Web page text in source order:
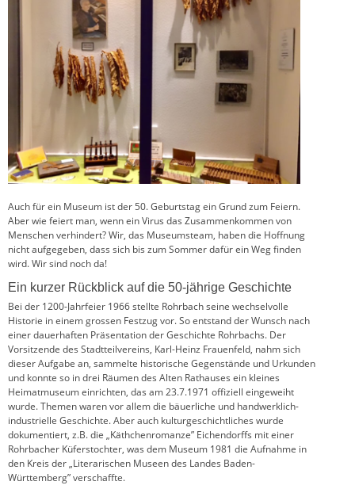
Auch für ein Museum ist der 50. Geburtstag ein Grund zum Feiern.
Aber wie feiert man, wenn ein Virus das Zusammenkommen von
Menschen verhindert? Wir, das Museumsteam, haben die Hoffnung
nicht aufgegeben, dass sich bis zum Sommer dafür ein Weg finden
wird. Wir sind noch da!
Ein kurzer Rückblick auf die 50-jährige Geschichte
Bei der 1200-Jahrfeier 1966 stellte Rohrbach seine wechselvolle
Historie in einem grossen Festzug vor. So entstand der Wunsch nach
einer dauerhaften Präsentation der Geschichte Rohrbachs. Der
Vorsitzende des Stadtteilvereins, Karl-Heinz Frauenfeld, nahm sich
dieser Aufgabe an, sammelte historische Gegenstände und Urkunden
und konnte so in drei Räumen des Alten Rathauses ein kleines
Heimatmuseum einrichten, das am 23.7.1971 offiziell eingeweiht
wurde. Themen waren vor allem die bäuerliche und handwerklich-
industrielle Geschichte. Aber auch kulturgeschichtliches wurde
dokumentiert, z.B. die „Käthchenromanze” Eichendorffs mit einer
Rohrbacher Küferstochter, was dem Museum 1981 die Aufnahme in
den Kreis der „Literarischen Museen des Landes Baden-
Württemberg” verschaffte.